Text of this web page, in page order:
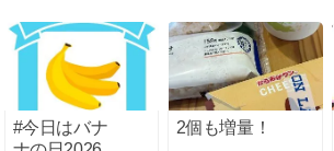
#今日はバナ
2個も増量！